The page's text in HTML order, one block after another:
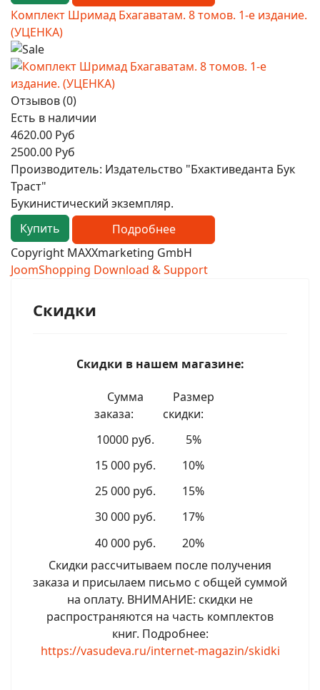
Комплект Шримад Бхагаватам. 8 томов. 1-е издание.
(УЦЕНКА)
Отзывов (0)
Есть в наличии
4620.00 Руб
2500.00 Руб
Производитель: Издательство "Бхактиведанта Бук
Траст"
Букинистический экземпляр.
Купить
Подробнее
Copyright MAXXmarketing GmbH
JoomShopping Download & Support
Скидки
Скидки в нашем магазине:
Сумма
заказа:
Размер
скидки:
10000 руб.
5%
15 000 руб.
10%
25 000 руб.
15%
30 000 руб.
17%
40 000 руб.
20%
Скидки рассчитываем после получения
заказа и присылаем письмо с общей суммой
на оплату. ВНИМАНИЕ: скидки не
распространяются на часть комплектов
книг. Подробнее:
https://vasudeva.ru/internet-magazin/skidki